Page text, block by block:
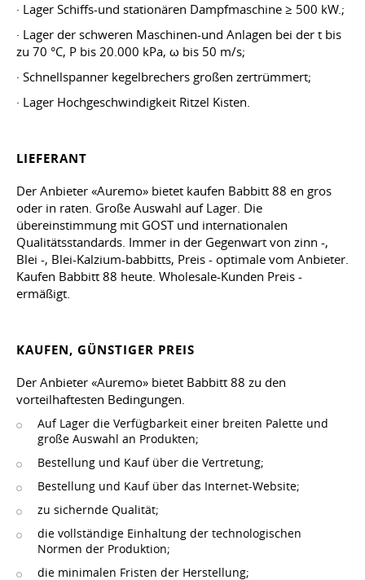
· Lager Schiffs-und stationären Dampfmaschine ≥ 500 kW.;
· Lager der schweren Maschinen-und Anlagen bei der t bis
zu 70 °C, P bis 20.000 kPa, ω bis 50 m/s;
· Schnellspanner kegelbrechers großen zertrümmert;
· Lager Hochgeschwindigkeit Ritzel Kisten.
LIEFERANT
Der Anbieter «Auremo» bietet kaufen Babbitt 88 en gros
oder in raten. Große Auswahl auf Lager. Die
übereinstimmung mit GOST und internationalen
Qualitätsstandards. Immer in der Gegenwart von zinn -,
Blei -, Blei-Kalzium-babbitts, Preis - optimale vom Anbieter.
Kaufen Babbitt 88 heute. Wholesale-Kunden Preis -
ermäßigt.
KAUFEN, GÜNSTIGER PREIS
Der Anbieter «Auremo» bietet Babbitt 88 zu den
vorteilhaftesten Bedingungen.
Auf Lager die Verfügbarkeit einer breiten Palette und
große Auswahl an Produkten;
Bestellung und Kauf über die Vertretung;
Bestellung und Kauf über das Internet-Website;
zu sichernde Qualität;
die vollständige Einhaltung der technologischen
Normen der Produktion;
die minimalen Fristen der Herstellung;